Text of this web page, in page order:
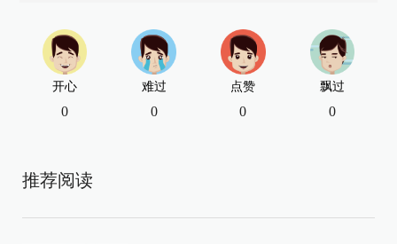
开心
0
难过
0
点赞
0
飘过
0
推荐阅读